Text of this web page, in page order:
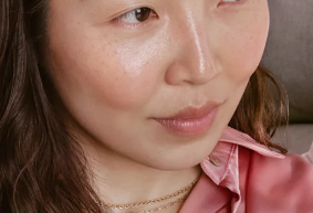
FAQ™ Pure Beauty-Tech Elixir
issa™ Teeth Whitening Set
English Deutsch
Français
Italiano
Polski
Svenska
Türkçe
简体中文